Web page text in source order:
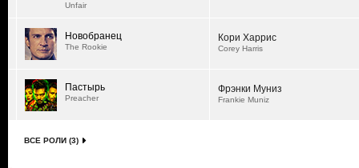
Unfair
Новобранец
The Rookie
Кори Харрис
Corey Harris
Пастырь
Preacher
Фрэнки Муниз
Frankie Muniz
ВСЕ РОЛИ (3)